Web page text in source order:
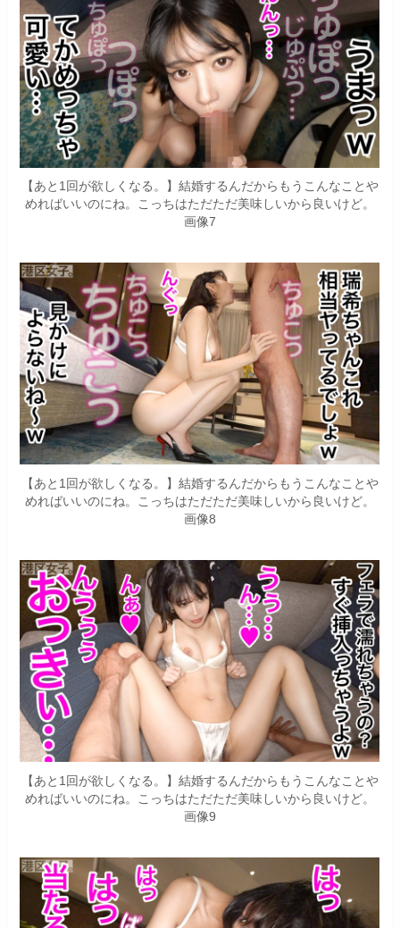
【あと1回が欲しくなる。】結婚するんだからもうこんなことや
めればいいのにね。こっちはただただ美味しいから良いけど。
画像7
【あと1回が欲しくなる。】結婚するんだからもうこんなことや
めればいいのにね。こっちはただただ美味しいから良いけど。
画像8
【あと1回が欲しくなる。】結婚するんだからもうこんなことや
めればいいのにね。こっちはただただ美味しいから良いけど。
画像9